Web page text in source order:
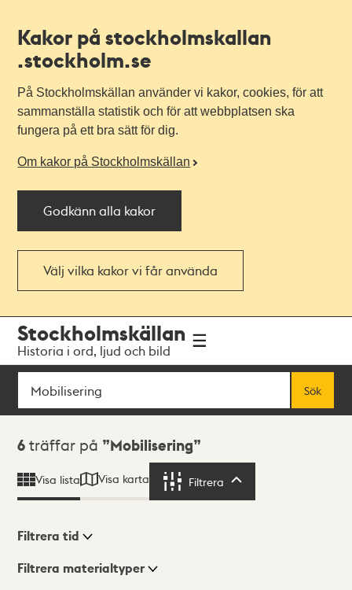
Kakor på stockholmskallan
.stockholm.se
På Stockholmskällan använder vi kakor, cookies, för att
sammanställa statistik och för att webbplatsen ska
fungera på ett bra sätt för dig.
Om kakor på Stockholmskällan
Godkänn alla kakor
Välj vilka kakor vi får använda
navigationen
huvudinnehållet
Stockholmskällan
Historia i ord, ljud och bild
Sök
Sök
Sökresultat
6 träffar på Mobilisering
Visa lista Visa karta Filtrera
Visningsläge
Filtrera tid
Filtrera materialtyper